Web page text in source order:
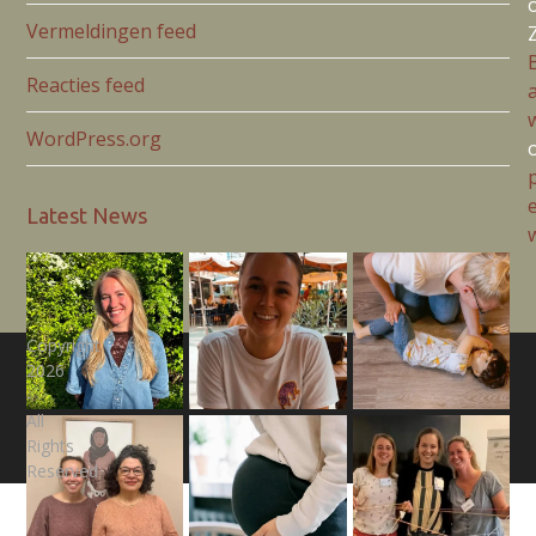
Vermeldingen feed
Reacties feed
WordPress.org
Latest News
Copyright
2026
-
All
Rights
Reserved